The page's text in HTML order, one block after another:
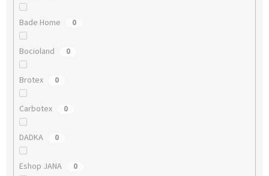
Bade Home 0
Bocioland 0
Brotex 0
Carbotex 0
DADKA 0
Eshop JANA 0